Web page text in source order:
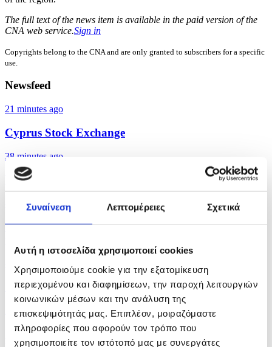
Συναίνεση Λεπτομέρειες Σχετικά
Αυτή η ιστοσελίδα χρησιμοποιεί cookies
Χρησιμοποιούμε cookie για την εξατομίκευση
περιεχομένου και διαφημίσεων, την παροχή λειτουργιών
κοινωνικών μέσων και την ανάλυση της
επισκεψιμότητάς μας. Επιπλέον, μοιραζόμαστε
πληροφορίες που αφορούν τον τρόπο που
χρησιμοποιείτε τον ιστότοπό μας με συνεργάτες
The full text of the news item is available in the paid version of the
CNA web service.Sign in
Copyrights belong to the CNA and are only granted to subscribers for a specific
use.
Newsfeed
21 minutes ago
Cyprus Stock Exchange
38 minutes ago
Weather Temperature for Cyprus
41 minutes ago
Cyprus Department of Meteorology - Forecast for
Yellow warning for 40 degrees inland on Saturday
2 hours ago
Cypriot shooter Andreas Pontikis wins gold at